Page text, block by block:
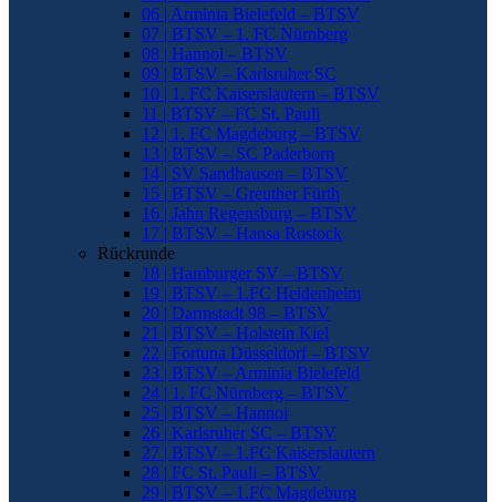
06 | Arminia Bielefeld – BTSV
07 | BTSV – 1. FC Nürnberg
08 | Hannoi – BTSV
09 | BTSV – Karlsruher SC
10 | 1. FC Kaiserslautern – BTSV
11 | BTSV – FC St. Pauli
12 | 1. FC Magdeburg – BTSV
13 | BTSV – SC Paderborn
14 | SV Sandhausen – BTSV
15 | BTSV – Greuther Fürth
16 | Jahn Regensburg – BTSV
17 | BTSV – Hansa Rostock
Rückrunde
18 | Hamburger SV – BTSV
19 | BTSV – 1.FC Heidenheim
20 | Darmstadt 98 – BTSV
21 | BTSV – Holstein Kiel
22 | Fortuna Düsseldorf – BTSV
23 | BTSV – Arminia Bielefeld
24 | 1. FC Nürnberg – BTSV
25 | BTSV – Hannoi
26 | Karlsruher SC – BTSV
27 | BTSV – 1.FC Kaiserslautern
28 | FC St. Pauli – BTSV
29 | BTSV – 1.FC Magdeburg